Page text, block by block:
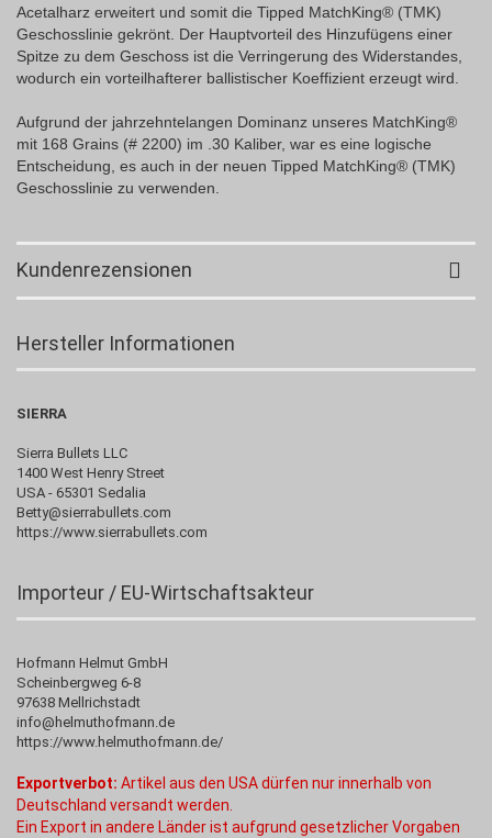
Acetalharz erweitert und somit die Tipped MatchKing® (TMK)
Geschosslinie gekrönt. Der Hauptvorteil des Hinzufügens einer
Spitze zu dem Geschoss ist die Verringerung des Widerstandes,
wodurch ein vorteilhafterer ballistischer Koeffizient erzeugt wird.
Aufgrund der jahrzehntelangen Dominanz unseres MatchKing®
mit 168 Grains (# 2200) im .30 Kaliber, war es eine logische
Entscheidung, es auch in der neuen Tipped MatchKing® (TMK)
Geschosslinie zu verwenden.
Kundenrezensionen
Hersteller Informationen
SIERRA
Sierra Bullets LLC
1400 West Henry Street
USA - 65301 Sedalia
Betty@sierrabullets.com
https://www.sierrabullets.com
Importeur / EU-Wirtschaftsakteur
Hofmann Helmut GmbH
Scheinbergweg 6-8
97638 Mellrichstadt
info@helmuthofmann.de
https://www.helmuthofmann.de/
Exportverbot: Artikel aus den USA dürfen nur innerhalb von
Deutschland versandt werden.
Ein Export in andere Länder ist aufgrund gesetzlicher Vorgaben